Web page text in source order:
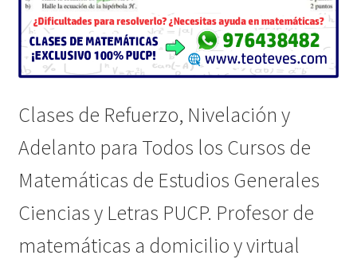
Clases de Refuerzo, Nivelación y
Adelanto para Todos los Cursos de
Matemáticas de Estudios Generales
Ciencias y Letras PUCP. Profesor de
matemáticas a domicilio y virtual